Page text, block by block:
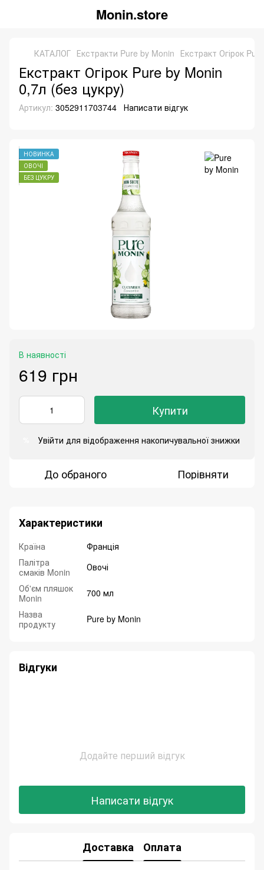
Monin.store
КАТАЛОГ Екстракти Pure by Monin Екстракт Огірок
Екстракт Огірок Pure by Monin
0,7л (без цукру)
Артикул: 3052911703744 Написати відгук
НОВИНКА
ОВОЧІ
БЕЗ ЦУКРУ
В наявності
619 грн
Купити
Увійти для відображення накопичувальної знижки
До обраного Порівняти
Характеристики
Країна
Франція
Палітра
смаків Monin
Овочі
Об'єм пляшок
Monin
700 мл
Назва
продукту
Pure by Monin
Відгуки
Додайте перший відгук
Написати відгук
Доставка Оплата